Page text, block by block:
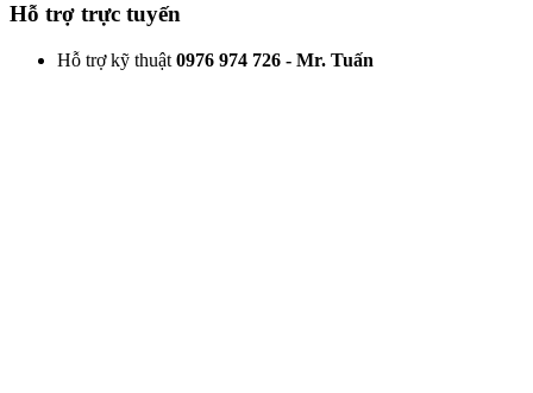
Hỗ trợ trực tuyến
Hỗ trợ kỹ thuật 0976 974 726 - Mr. Tuấn